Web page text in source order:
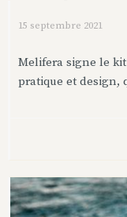
15 septembre 2021
Melifera signe le
pratique et design,